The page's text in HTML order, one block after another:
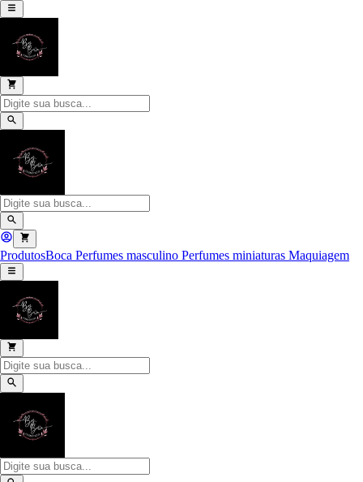
ProdutosBoca Perfumes masculino Perfumes miniaturas Maquiagem